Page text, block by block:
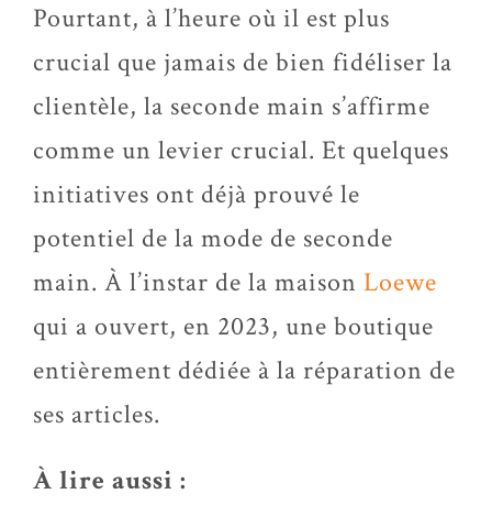
Pourtant, à l’heure où il est plus
crucial que jamais de bien fidéliser la
clientèle, la seconde main s’affirme
comme un levier crucial. Et quelques
initiatives ont déjà prouvé le
potentiel de la mode de seconde
main. À l’instar de la maison Loewe
qui a ouvert, en 2023, une boutique
entièrement dédiée à la réparation de
ses articles.
À lire aussi :